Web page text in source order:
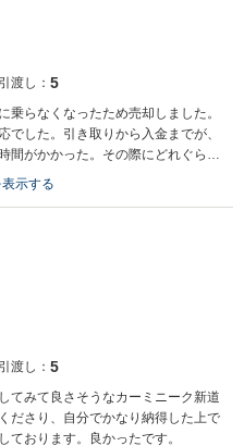
。
渡し： 5
らなくなったため売却しました。
した。引き取りから入金までが、
間がかかった。その際にどれぐらい
クステージでございます。 この
して誠にありがとうございまし
し訳ございません。 お客様から
け止め改善に努めていきます。
願いいたします。
示する
渡し： 5
てみて良さそうなカーミニーク新道
ださり、自分でかなり納得した上で
ております。良かったです。